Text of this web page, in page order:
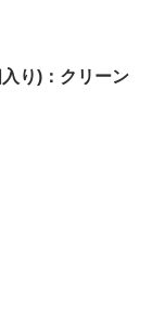
り)：クリーン